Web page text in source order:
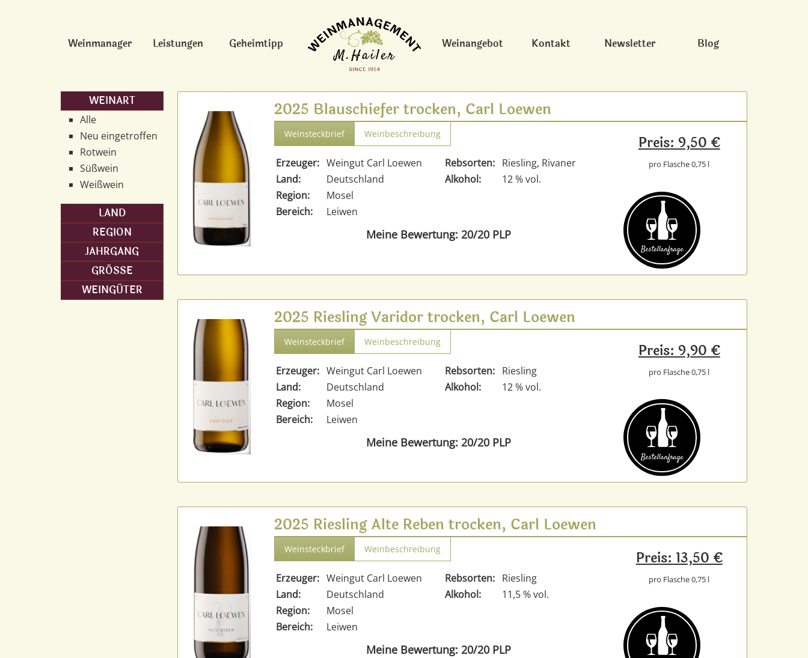
Weinmanager Leistungen Geheimtipp Weinangebot Kontakt Newsletter Blog
WEINART
Alle
Neu eingetroffen
Rotwein
Süßwein
Weißwein
LAND
REGION
JAHRGANG
GRÖSSE
WEINGÜTER
2025 Blauschiefer trocken, Carl Loewen
Weinsteckbrief Weinbeschreibung
Erzeuger: Weingut Carl Loewen
Land:
Deutschland
Region:
Mosel
Bereich:
Leiwen
Rebsorten:
Riesling, Rivaner
Alkohol:
12 % vol.
Meine Bewertung: 20/20 PLP
Preis: 9,50 €
pro Flasche 0,75 l
Bestell­anfrage
2025 Riesling Varidor trocken, Carl Loewen
Weinsteckbrief Weinbeschreibung
Erzeuger: Weingut Carl Loewen
Land:
Deutschland
Region:
Mosel
Bereich:
Leiwen
Rebsorten:
Riesling
Alkohol:
12 % vol.
Meine Bewertung: 20/20 PLP
Preis: 9,90 €
pro Flasche 0,75 l
Bestell­anfrage
2025 Riesling Alte Reben trocken, Carl Loewen
Weinsteckbrief Weinbeschreibung
Erzeuger: Weingut Carl Loewen
Land:
Deutschland
Region:
Mosel
Bereich:
Leiwen
Rebsorten:
Riesling
Alkohol:
11,5 % vol.
Meine Bewertung: 20/20 PLP
Preis: 13,50 €
pro Flasche 0,75 l